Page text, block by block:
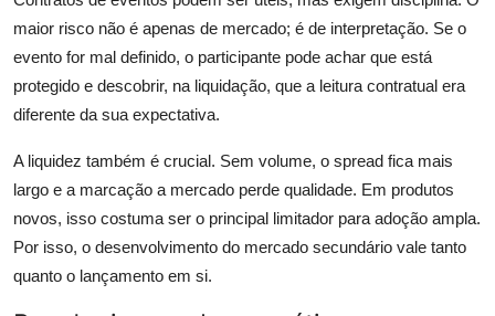
maior risco não é apenas de mercado; é de interpretação. Se o
evento for mal definido, o participante pode achar que está
protegido e descobrir, na liquidação, que a leitura contratual era
diferente da sua expectativa.
A liquidez também é crucial. Sem volume, o spread fica mais
largo e a marcação a mercado perde qualidade. Em produtos
novos, isso costuma ser o principal limitador para adoção ampla.
Por isso, o desenvolvimento do mercado secundário vale tanto
quanto o lançamento em si.